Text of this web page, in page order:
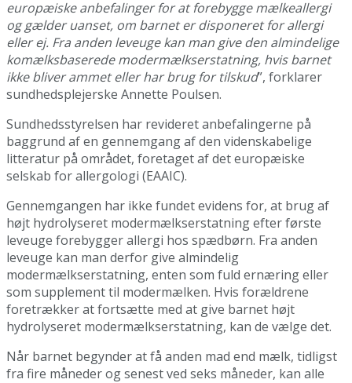
europæiske anbefalinger for at forebygge mælkeallergi
og gælder uanset, om barnet er disponeret for allergi
eller ej. Fra anden leveuge kan man give den almindelige
komælksbaserede modermælkserstatning, hvis barnet
ikke bliver ammet eller har brug for tilskud”, forklarer
sundhedsplejerske Annette Poulsen.
Sundhedsstyrelsen har revideret anbefalingerne på
baggrund af en gennemgang af den videnskabelige
litteratur på området, foretaget af det europæiske
selskab for allergologi (EAAIC).
Gennemgangen har ikke fundet evidens for, at brug af
højt hydrolyseret modermælkserstatning efter første
leveuge forebygger allergi hos spædbørn. Fra anden
leveuge kan man derfor give almindelig
modermælkserstatning, enten som fuld ernæring eller
som supplement til modermælken. Hvis forældrene
foretrækker at fortsætte med at give barnet højt
hydrolyseret modermælkserstatning, kan de vælge det.
Når barnet begynder at få anden mad end mælk, tidligst
fra fire måneder og senest ved seks måneder, kan alle